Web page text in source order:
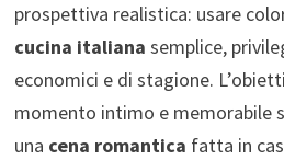
prospettiva realistica: usare
cucina italiana semplice,
economici e di stagione.
momento intimo e memorabile
una cena romantica fatta in